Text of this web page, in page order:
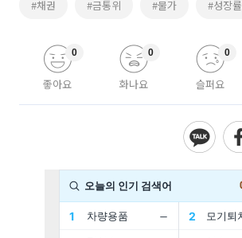
#채권 #금통위 #물가 #성장률
좋아요
0
화나요
0
슬퍼요
0